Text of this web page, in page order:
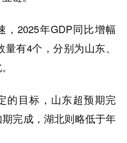
，2025年GDP同比增幅
有4个，分别为山东、
的目标，山东超预期完
完成，湖北则略低于年